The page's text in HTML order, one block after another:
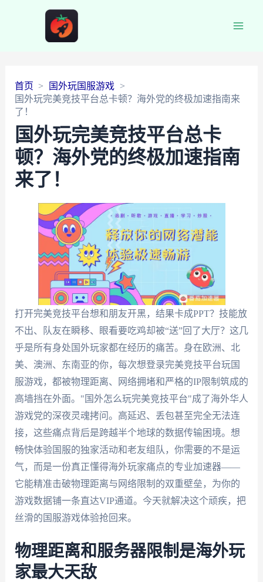
首页
国外玩国服游戏
国外玩完美竞技平台总卡顿？海外党的终极加速指南来
了！
国外玩完美竞技平台总卡
顿？海外党的终极加速指南
来了！
打开完美竞技平台想和朋友开黑，结果卡成PPT？技能放
不出、队友在瞬移、眼看要吃鸡却被“送”回了大厅？这几
乎是所有身处国外玩家都在经历的痛苦。身在欧洲、北
美、澳洲、东南亚的你，每次想登录完美竞技平台玩国
服游戏，都被物理距离、网络拥堵和严格的IP限制筑成的
高墙挡在外面。"国外怎么玩完美竞技平台"成了海外华人
游戏党的深夜灵魂拷问。高延迟、丢包甚至完全无法连
接，这些痛点背后是跨越半个地球的数据传输困境。想
畅快体验国服的独家活动和老友组队，你需要的不是运
气，而是一份真正懂得海外玩家痛点的专业加速器——
它能精准击破物理距离与网络限制的双重壁垒，为你的
游戏数据铺一条直达VIP通道。今天就解决这个顽疾，把
丝滑的国服游戏体验抢回来。
物理距离和服务器限制是海外玩
家最大天敌